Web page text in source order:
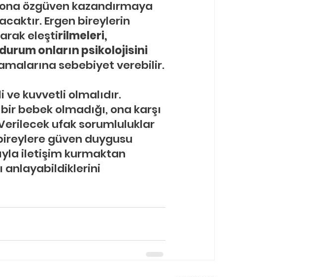
özgüven kazandırmaya
Ergen bireylerin
eleştirilmeleri,
onların psikolojisini
sebebiyet verebilir.
ve kuvvetli olmalıdır.
bebek olmadığı, ona karşı
ufak sorumluluklar
güven duygusu
iletişim kurmaktan
anlayabildiklerini